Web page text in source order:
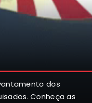
dos
Conheça as